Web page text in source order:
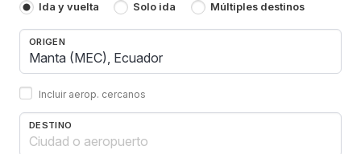
Ida y vuelta Solo ida Múltiples destinos
ORIGEN
Incluir aerop. cercanos
DESTINO